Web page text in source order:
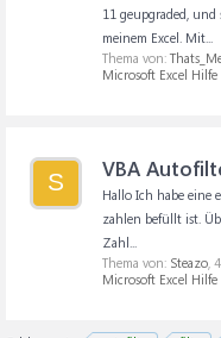
11 geupgraded,
meinem Excel. Mit...
Thema von:
Microsoft Excel Hilfe
S VBA
Hallo Ich habe eine
zahlen befüllt ist.
Zahl...
Thema von: Steazo,
Microsoft Excel Hilfe